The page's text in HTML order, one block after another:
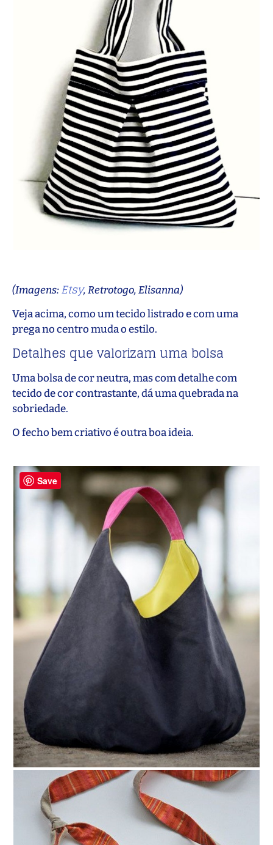
(Imagens:Etsy, Retrotogo, Elisanna)
Veja acima, como um tecido listrado e com uma
prega no centro muda o estilo.
Detalhes que valorizam uma bolsa
Uma bolsa de cor neutra, mas com detalhe com
tecido de cor contrastante, dá uma quebrada na
sobriedade.
O fecho bem criativo é outra boa ideia.
Save